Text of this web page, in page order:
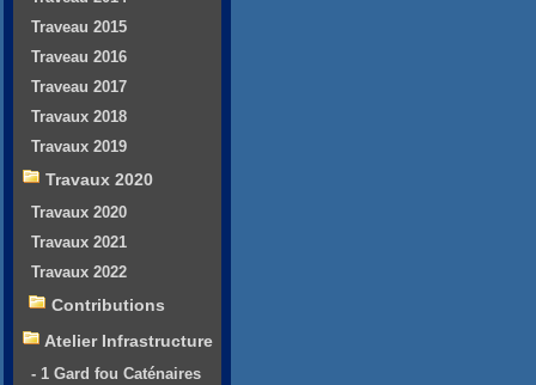
Traveau 2015
Traveau 2016
Traveau 2017
Travaux 2018
Travaux 2019
Travaux 2020
Travaux 2020
Travaux 2021
Travaux 2022
Contributions
Atelier Infrastructure
- 1 Gard fou Caténaires